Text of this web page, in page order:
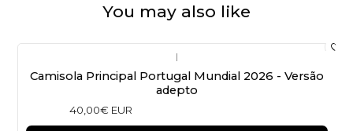
You may also like
|
Camisola Principal Portugal Mundial 2026 - Versão
adepto
40,00€ EUR